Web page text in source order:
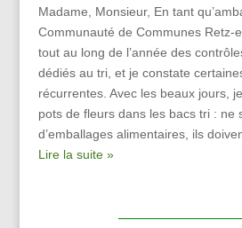
Madame, Monsieur, En tant
Communauté de Communes Retz-
tout au long de l’année des
dédiés au tri, et je constate
récurrentes. Avec les beaux jours,
pots de fleurs dans les bacs tri : ne
d’emballages alimentaires, ils
Lire la suite »